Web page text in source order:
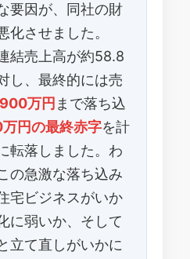
要因が、同社の財
化させました。
結売上高が約58.8
し、最終的には売
万円 まで落ち込
円の最終赤字を計
転落しました。わ
の急激な落ち込み
宅ビジネスがいか
に弱いか、そして
立て直しがいかに